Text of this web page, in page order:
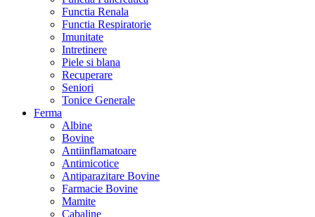
Functia Renala
Functia Respiratorie
Imunitate
Intretinere
Piele si blana
Recuperare
Seniori
Tonice Generale
Ferma
Albine
Bovine
Antiinflamatoare
Antimicotice
Antiparazitare Bovine
Farmacie Bovine
Mamite
Cabaline